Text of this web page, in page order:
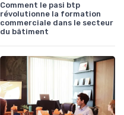
Comment le pasi btp
révolutionne la formation
commerciale dans le secteur
du bâtiment